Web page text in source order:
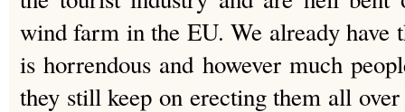
wind farm in the EU. We already have
is horrendous and however much
they still keep on erecting them all